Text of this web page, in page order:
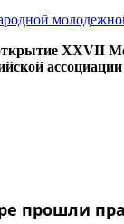
XXVII
прошли